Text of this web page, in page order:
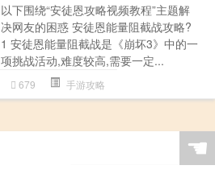
以下围绕“安徒恩攻略视频教程”主题解
决网友的困惑 安徒恩能量阻截战攻略?
1 安徒恩能量阻截战是《崩坏3》中的一
项挑战活动,难度较高,需要一定...
679 手游攻略
☚